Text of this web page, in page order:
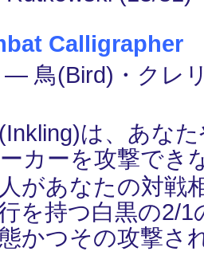
Calligrapher
― 鳥(Bird)・クレ
は、あな
カーを攻撃でき
があなたの対戦
を持つ白黒の2/
かつその攻撃さ